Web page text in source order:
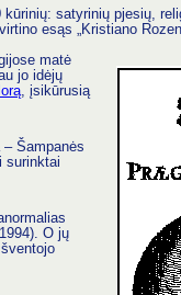
satyrinių pjesių,
esąs „Kristiano
matė
jo idėjų
, įsikūrusią
Šampanės
surinktai
O jų